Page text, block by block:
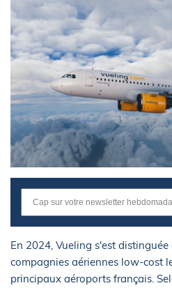
En 2024, Vueling s'est
compagnies aériennes low-cost
principaux aéroports français.